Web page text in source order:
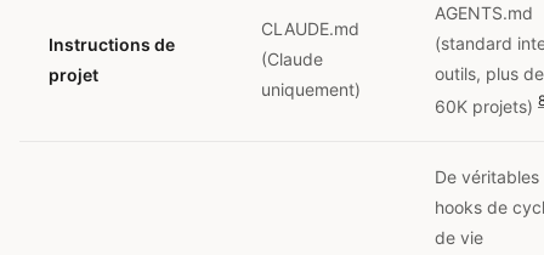
Instructions de
projet
CLAUDE.md
(Claude
uniquement)
AGENTS.md
(standard
outils, plus de
60K projets)
De véritables
hooks de
de vie